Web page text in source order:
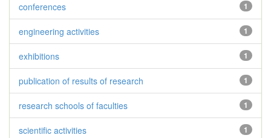
1
conferences
1
engineering activities
1
exhibitions
1
publication of results of research
1
research schools of faculties
1
scientific activities